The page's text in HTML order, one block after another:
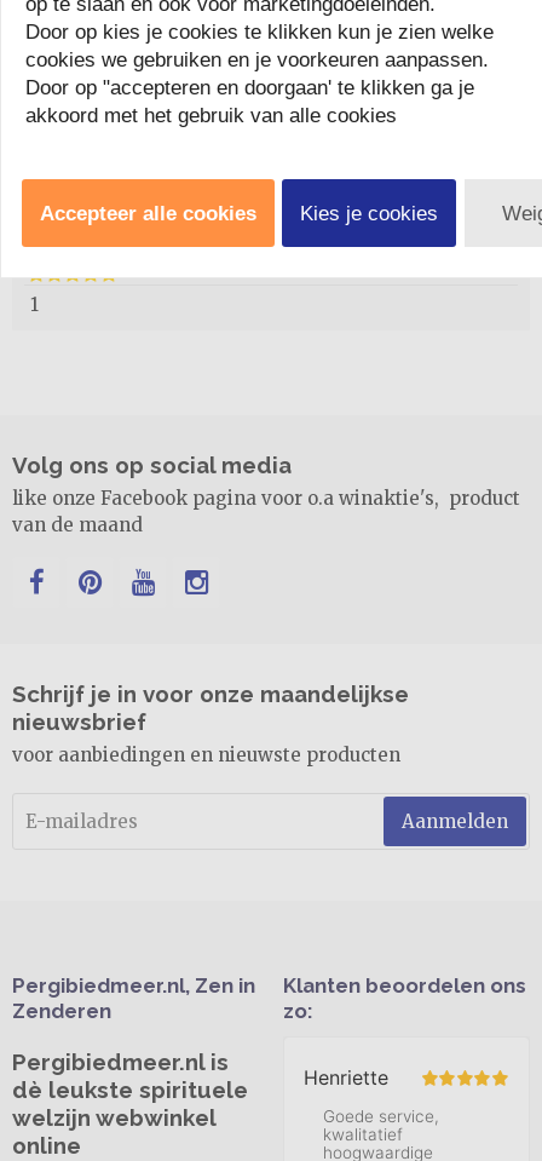
- Veilig in gebruik
- Makkelijk te vullen door grote opening
- Heerlijke voor koude winterdagen
Sorteren op:
LmMqtzme- 08-04-2025 09:35
1
Volg ons op social media
like onze Facebook pagina voor o.a winaktie's, product
van de maand
Schrijf je in voor onze maandelijkse
nieuwsbrief
voor aanbiedingen en nieuwste producten
Aanmelden
Pergibiedmeer.nl, Zen in
Zenderen
Pergibiedmeer.nl is
dè leukste spirituele
welzijn webwinkel
online
Klanten beoordelen ons
zo:
Door op kies je cookies te klikken kun je zien welke
cookies we gebruiken en je voorkeuren aanpassen.
Door op "accepteren en doorgaan' te klikken ga je
akkoord met het gebruik van alle cookies
Accepteer alle cookies Kies je cookies